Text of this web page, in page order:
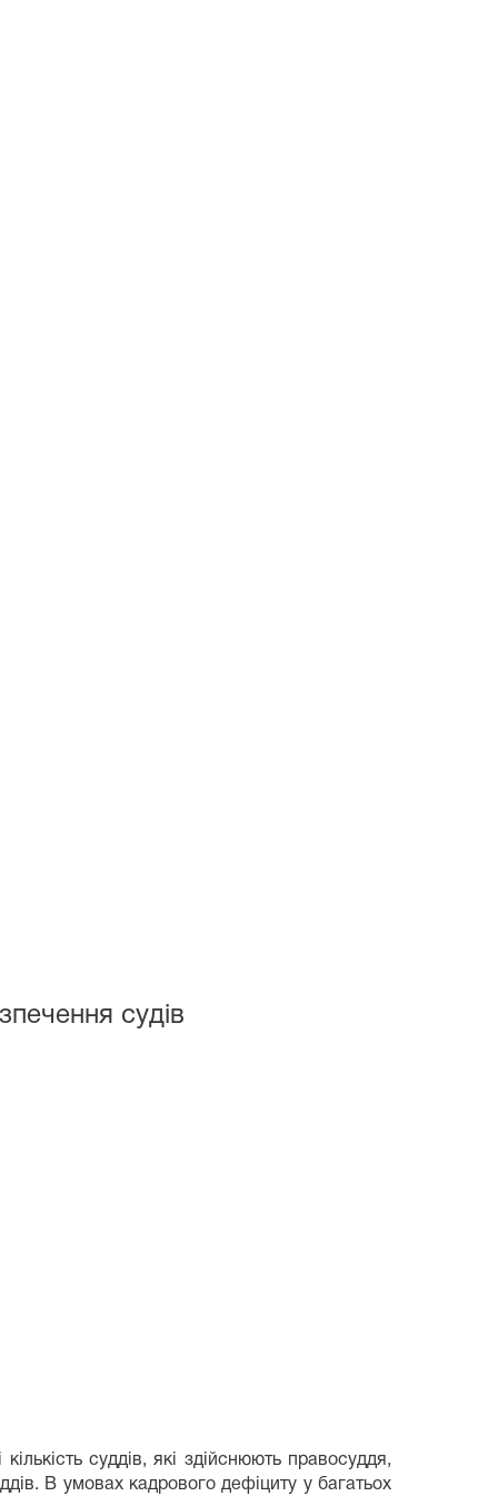
судів
суддів, які здійснюють правосуддя,
В умовах кадрового дефіциту у багатьох